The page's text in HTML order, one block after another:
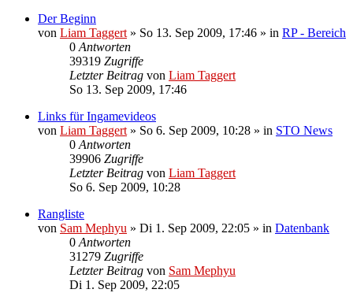
Der Beginn
von Liam Taggert » So 13. Sep 2009, 17:46 » in RP - Bereich
0 Antworten
39319 Zugriffe
Letzter Beitrag von Liam Taggert
So 13. Sep 2009, 17:46
Links für Ingamevideos
von Liam Taggert » So 6. Sep 2009, 10:28 » in STO News
0 Antworten
39906 Zugriffe
Letzter Beitrag von Liam Taggert
So 6. Sep 2009, 10:28
Rangliste
von Sam Mephyu » Di 1. Sep 2009, 22:05 » in Datenbank
0 Antworten
31279 Zugriffe
Letzter Beitrag von Sam Mephyu
Di 1. Sep 2009, 22:05